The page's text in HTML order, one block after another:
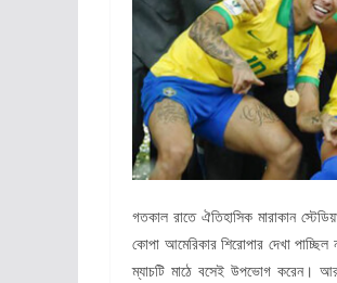
গতকাল রাতে ঐতিহাসিক মারাকান
কোপা আমেরিকার শিরোপার দেখা
ম্যাচটি মাঠে বসেই উপভোগ করেন।